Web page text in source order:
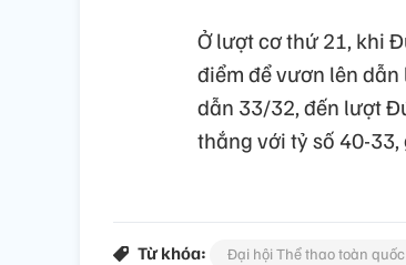
Ở lượt cơ thứ 21, khi
điểm để vươn lên
dẫn 33/32, đến lượt
thắng với tỷ số 40-
Từ khóa: Đại hội Thể thao toàn